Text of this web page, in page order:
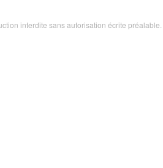
interdite sans autorisation écrite préalable.